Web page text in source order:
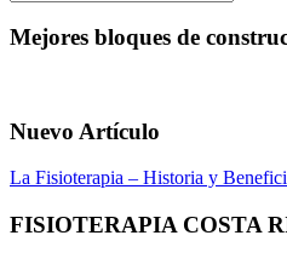
Mejores bloques de
Nuevo Artículo
La Fisioterapia – Historia y
FISIOTERAPIA COSTA